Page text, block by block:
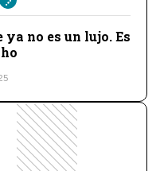
no es un lujo. Es